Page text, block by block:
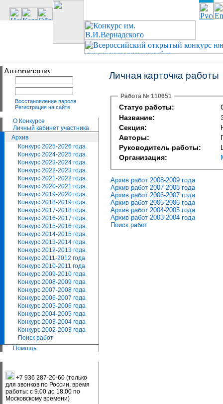
Восстановление пароля
Регистрация на сайте
О Конкурсе
Личный кабинет участника
Архив
Конкурс 2025-2026 года
Конкурс 2024-2025 года
Конкурс 2023-2024 года
Конкурс 2022-2023 года
Конкурс 2021-2022 года
Конкурс 2020-2021 года
Конкурс 2019-2020 года
Конкурс 2018-2019 года
Конкурс 2017-2018 года
Конкурс 2016-2017 года
Конкурс 2015-2016 года
Конкурс 2014-2015 года
Конкурс 2013-2014 года
Конкурс 2012-2013 года
Конкурс 2011-2012 года
Конкурс 2010-2011 года
Конкурс 2009-2010 года
Конкурс 2008-2009 года
Конкурс 2007-2008 года
Конкурс 2006-2007 года
Конкурс 2005-2006 года
Конкурс 2004-2005 года
Конкурс 2003-2004 года
Конкурс 2002-2003 года
Поиск работ
Помощь
+7 936 287-20-60 (только
для звонков по России, время
работы: с 9.00 до 18.00 по
Московскому времени)
Личная карточка работы
Работа № 110651
Статус работы:
Название:
Секция:
Авторы:
Руководитель работы:
Организация:
Архив работ 2008-2009 года
Архив работ 2007-2008 года
Архив работ 2006-2007 года
Архив работ 2005-2006 года
Архив работ 2004-2005 года
Архив работ 2003-2004 года
Поиск работ